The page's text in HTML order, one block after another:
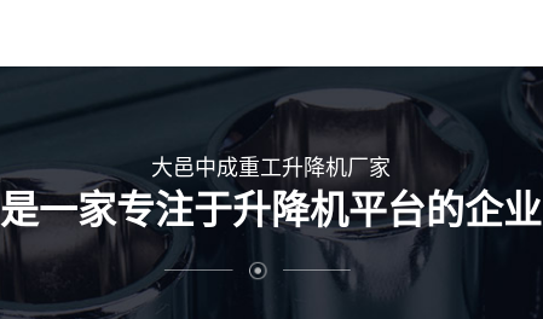
大邑中成重工升降机厂家
是一家专注于升降机平台的企业